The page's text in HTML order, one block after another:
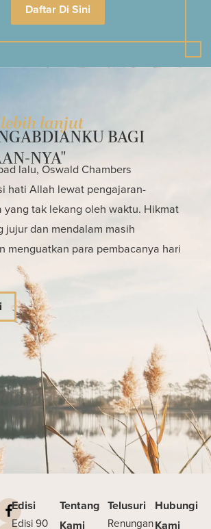
Daftar Di Sini
lanjut
BAGI
NYA"
lalu, Oswald Chambers
hati Allah lewat pengajaran-
yang tak lekang oleh waktu. Hikmat
jujur dan mendalam masih
menguatkan para pembacanya hari
Edisi
Edisi 90
Tentang
Kami
Telusuri
Renungan
Hubungi
Kami